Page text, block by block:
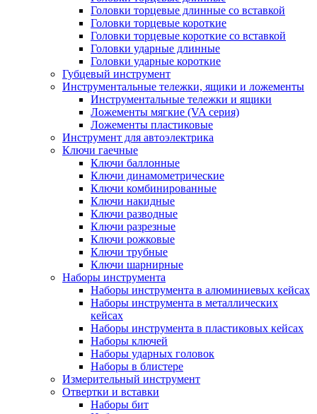
Головки торцевые длинные со вставкой
Головки торцевые короткие
Головки торцевые короткие со вставкой
Головки ударные длинные
Головки ударные короткие
Губцевый инструмент
Инструментальные тележки, ящики и ложементы
Инструментальные тележки и ящики
Ложементы мягкие (VA серия)
Ложементы пластиковые
Инструмент для автоэлектрика
Ключи гаечные
Ключи баллонные
Ключи динамометрические
Ключи комбинированные
Ключи накидные
Ключи разводные
Ключи разрезные
Ключи рожковые
Ключи трубные
Ключи шарнирные
Наборы инструмента
Наборы инструмента в алюминиевых кейсах
Наборы инструмента в металлических
кейсах
Наборы инструмента в пластиковых кейсах
Наборы ключей
Наборы ударных головок
Наборы в блистере
Измерительный инструмент
Отвертки и вставки
Наборы бит